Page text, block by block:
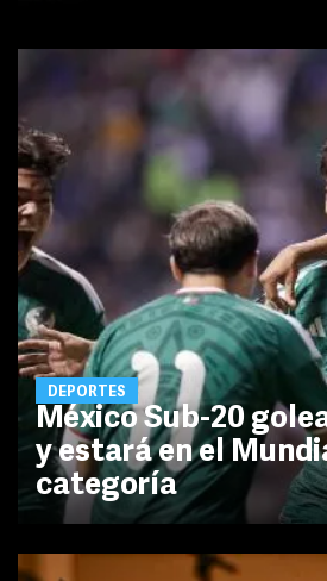
DEPORTES
México Sub-20
y estará en el
categoría